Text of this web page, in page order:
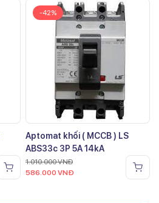
-42%
Aptomat khối ( MCCB ) LS
ABS33c 3P 5A 14kA
1.010.000VNĐ
586.000 VNĐ